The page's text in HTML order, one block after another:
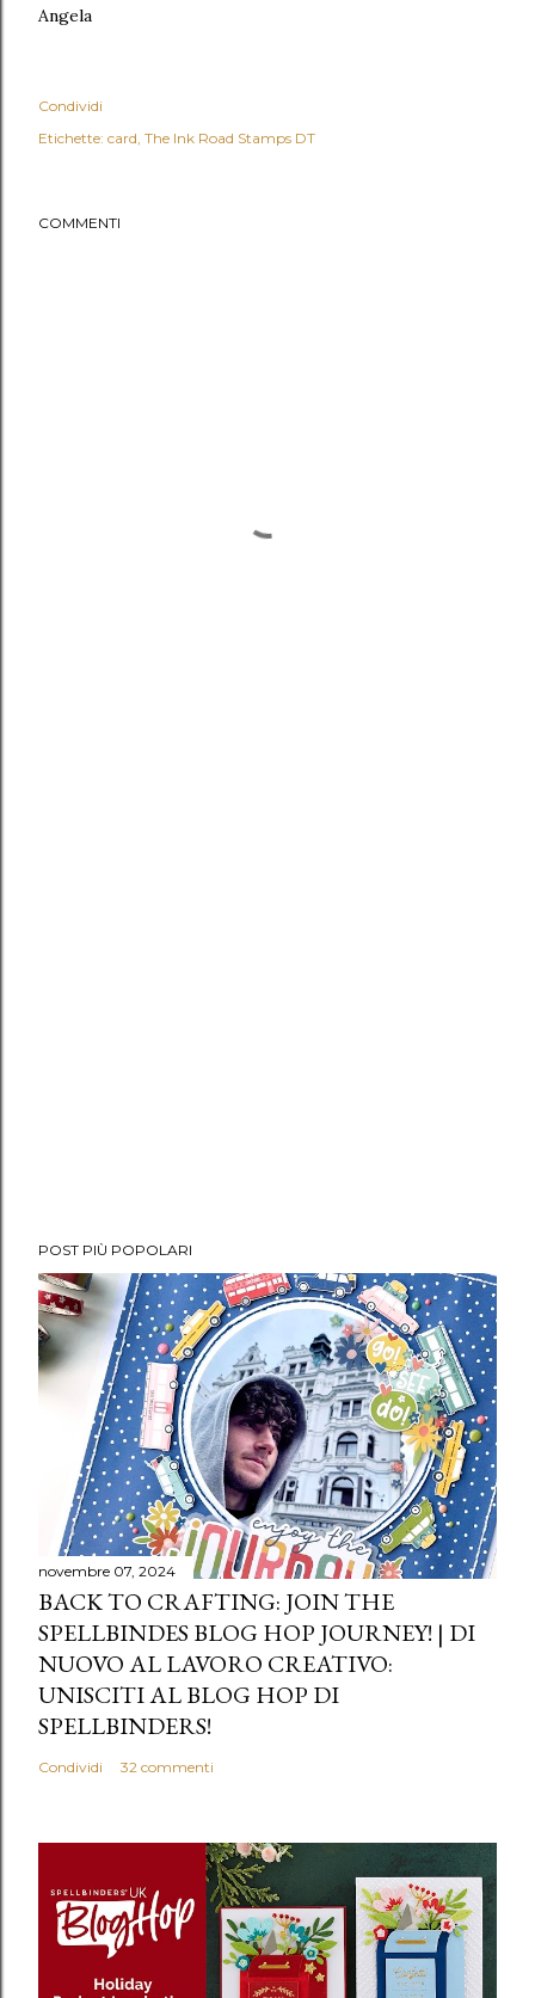
Angela
Condividi
Etichette: card The Ink Road Stamps DT
COMMENTI
POST PIÙ POPOLARI
novembre 07, 2024
BACK TO CRAFTING: JOIN THE
SPELLBINDES BLOG HOP JOURNEY! | DI
NUOVO AL LAVORO CREATIVO:
UNISCITI AL BLOG HOP DI
SPELLBINDERS!
Condividi 32 commenti